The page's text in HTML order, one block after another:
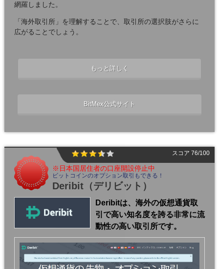
網羅しました。
「海外取引所」を理解することで、取引所の選択肢がさらに
広がることでしょう。
もっと詳しく
BitMex公式サイト
スコア 76/100
※日本国居住者の口座開設停止中
ビットコインのオプション取引もできる！
Deribit（デリビット）
Deribitは、海外の仮想通貨取
引で高い知名度を誇る非常に流
動性の高い取引所です。